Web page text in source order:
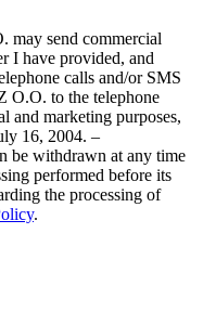
may send commercial
I have provided, and
calls and/or SMS
O.O. to the telephone
and marketing purposes,
16, 2004. –
be withdrawn at any time
performed before its
the processing of
.